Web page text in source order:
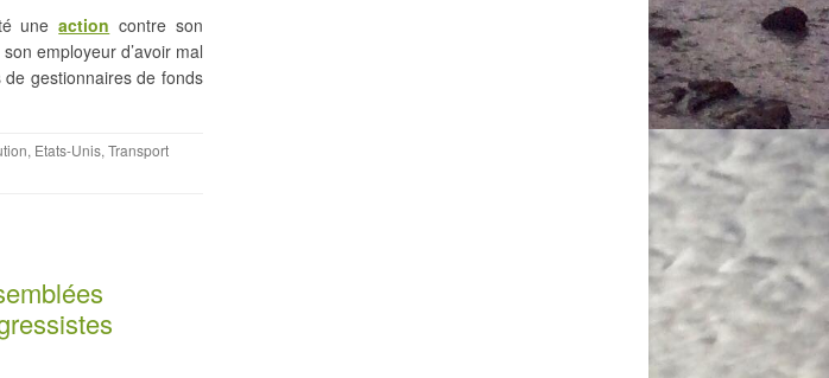
uneaction contre son
employeur d’avoir mal
gestionnaires de fonds
, Etats-Unis, Transport